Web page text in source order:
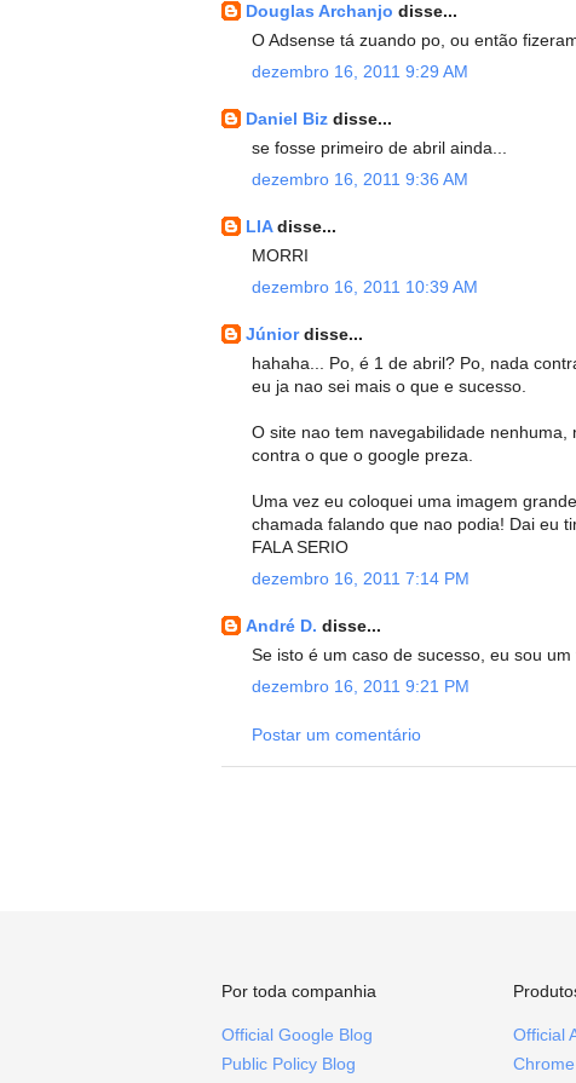
Douglas Archanjo disse...
O Adsense tá zuando po, ou então
dezembro 16, 2011 9:29 AM
Daniel Biz disse...
se fosse primeiro de abril ainda...
dezembro 16, 2011 9:36 AM
LIAdisse...
MORRI
dezembro 16, 2011 10:39 AM
Júniordisse...
hahaha... Po, é 1 de abril? Po, nada
eu ja nao sei mais o que e sucesso.
O site nao tem navegabilidade
contra o que o google preza.
Uma vez eu coloquei uma imagem
chamada falando que nao podia! Dai eu
FALA SERIO
dezembro 16, 2011 7:14 PM
André D. disse...
Se isto é um caso de sucesso, eu sou um
dezembro 16, 2011 9:21 PM
Postar um comentário
Por toda companhia
Official Google Blog
Public Policy Blog
Official